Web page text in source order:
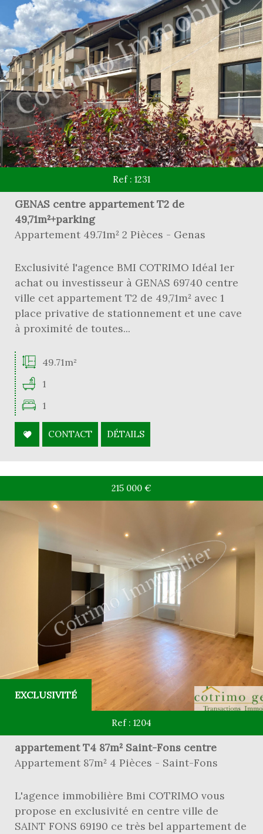
Ref : 1231
GENAS centre appartement T2 de
49,71m²+parking
Appartement 49.71m² 2 Pièces - Genas
Exclusivité l'agence BMI COTRIMO Idéal 1er
achat ou investisseur à GENAS 69740 centre
ville cet appartement T2 de 49,71m² avec 1
place privative de stationnement et une cave
à proximité de toutes...
49.71m²
1
1
CONTACT DÉTAILS
EXCLUSIVITÉ
215 000 €
Ref : 1204
appartement T4 87m² Saint-Fons centre
Appartement 87m² 4 Pièces - Saint-Fons
L'agence immobilière Bmi COTRIMO vous
propose en exclusivité en centre ville de
SAINT FONS 69190 ce très bel appartement de